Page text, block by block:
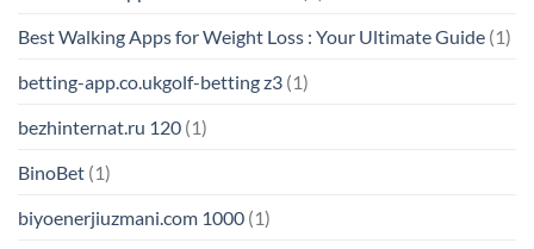
Best Walking Apps for Weight Loss : Your Ultimate Guide (1)
betting-app.co.ukgolf-betting z3 (1)
bezhinternat.ru 120 (1)
BinoBet (1)
biyoenerjiuzmani.com 1000 (1)